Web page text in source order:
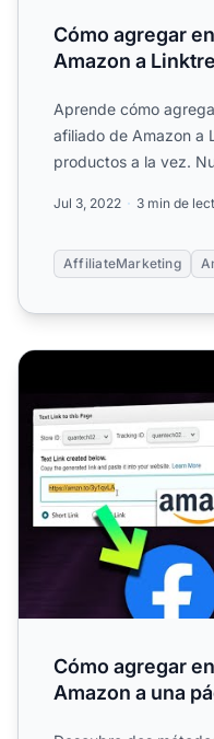
Cómo agregar
Amazon a
Aprende cómo
afiliado de Amazon a
productos a la vez.
Jul 3, 2022 3 min de
AffiliateMarketing
Cómo agregar enlaces
Cómo agregar
Amazon a una